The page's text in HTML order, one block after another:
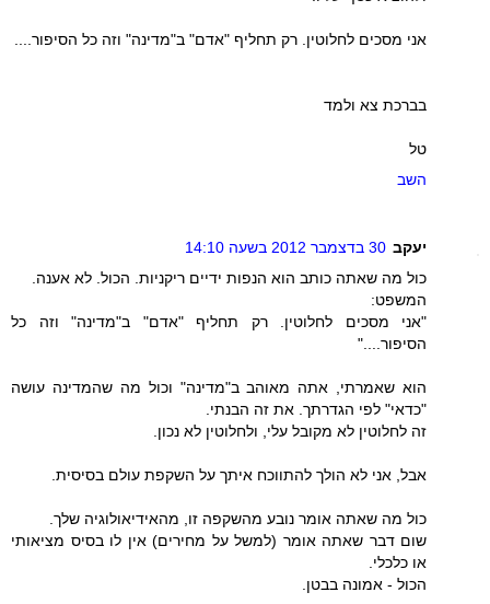
אני מסכים לחלוטין. רק תחליף "אדם" ב"מדינה" וזה כל הסיפור....
בברכת צא ולמד
טל
השב
יעקב 30 בדצמבר 2012 בשעה 14:10
כול מה שאתה כותב הוא הנפות ידיים ריקניות. הכול. לא אענה.
המשפט:
"אני מסכים לחלוטין. רק תחליף "אדם" ב"מדינה" וזה כל
הסיפור...."
הוא שאמרתי, אתה מאוהב ב"מדינה" וכול מה שהמדינה עושה
"כדאי" לפי הגדרתך. את זה הבנתי.
זה לחלוטין לא מקובל עלי, ולחלוטין לא נכון.
אבל, אני לא הולך להתווכח איתך על השקפת עולם בסיסית.
כול מה שאתה אומר נובע מהשקפה זו, מהאידיאולוגיה שלך.
שום דבר שאתה אומר (למשל על מחירים) אין לו בסיס מציאותי
או כלכלי.
הכול - אמונה בבטן.